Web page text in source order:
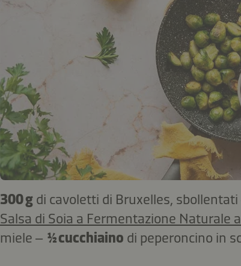
300 g di cavoletti di Bruxelles, sbollentati
Salsa di Soia a Fermentazione Naturale
miele – ½ cucchiaino di peperoncino in